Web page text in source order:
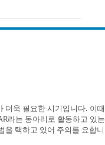
더욱 필요한 시기입니다. 이때
라는 동아리로 활동하고 있는
을 택하고 있어 주의를 요합니